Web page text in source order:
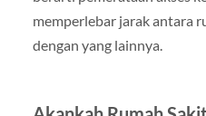
memperlebar jarak antara
dengan yang lainnya.